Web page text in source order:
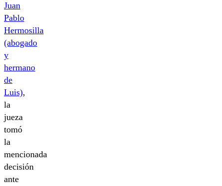
Juan
Pablo
Hermosilla
(abogado
y
hermano
de
Luis),
la
jueza
tomó
la
mencionada
decisión
ante